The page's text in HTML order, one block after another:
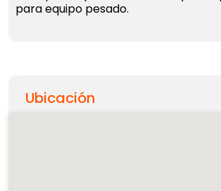
para equipo pesado.
Ubicación